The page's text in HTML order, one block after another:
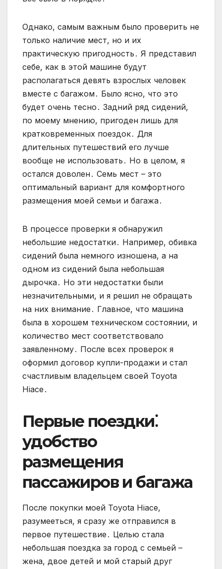
Однако, самым важным было проверить не
только наличие мест, но и их
практическую пригодность․ Я представил
себе, как в этой машине будут
располагаться девять взрослых человек
вместе с багажом․ Было ясно, что это
будет очень тесно․ Задний ряд сидений,
по моему мнению, пригоден лишь для
кратковременных поездок․ Для
длительных путешествий его лучше
вообще не использовать․ Но в целом, я
остался доволен․ Семь мест – это
оптимальный вариант для комфортного
размещения моей семьи и багажа․
В процессе проверки я обнаружил
небольшие недостатки․ Например, обивка
сидений была немного изношена, а на
одном из сидений была небольшая
дырочка․ Но эти недостатки были
незначительными, и я решил не обращать
на них внимание․ Главное, что машина
была в хорошем техническом состоянии, и
количество мест соответствовало
заявленному․ После всех проверок я
оформил договор купли-продажи и стал
счастливым владельцем своей Toyota
Hiace․
Первые поездки⁚
удобство
размещения
пассажиров и багажа
После покупки моей Toyota Hiace,
разумееться, я сразу же отправился в
первое путешествие․ Целью стала
небольшая поездка за город с семьей –
жена, двое детей и мой старый друг